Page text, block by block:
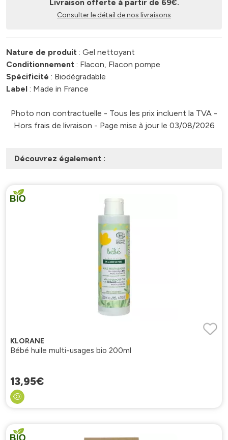
Livraison offerte à partir de 69€.
Consulter le détail de nos livraisons
Nature de produit : Gel nettoyant
Conditionnement : Flacon, Flacon pompe
Spécificité : Biodégradable
Label : Made in France
Photo non contractuelle - Tous les prix incluent la TVA -
Hors frais de livraison - Page mise à jour le 03/08/2026
Découvrez également :
KLORANE
Bébé huile multi-usages bio 200ml
13,95€